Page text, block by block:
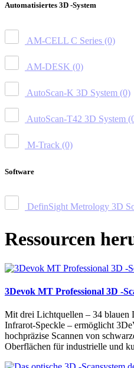
Automatisiertes 3D -System
AM-CELL C Series (0)
AM-DESK (0)
AutoScan-K 3D System (0)
AutoScan-T42 3D System
M-Track (0)
Software
DefinSight Metrology 3D
Ressourcen
3Devok MT Professional 3D -
Mit drei Lichtquellen – 34 blauen
Infrarot-Speckle – ermöglicht
hochpräzise Scannen von
Oberflächen für industrielle und